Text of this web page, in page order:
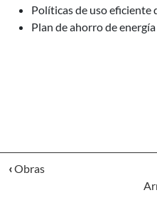
Políticas de uso eficiente
Plan de ahorro de
‹Obras